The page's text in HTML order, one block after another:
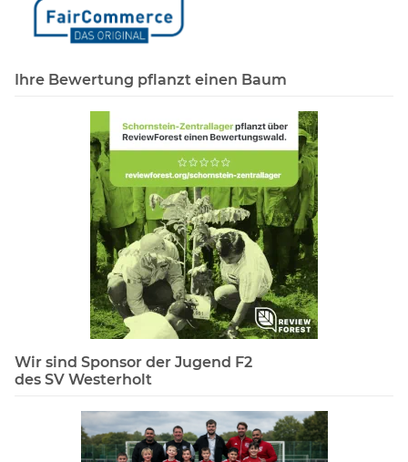
Ihre Bewertung pflanzt einen Baum
Wir sind Sponsor der Jugend F2
des SV Westerholt